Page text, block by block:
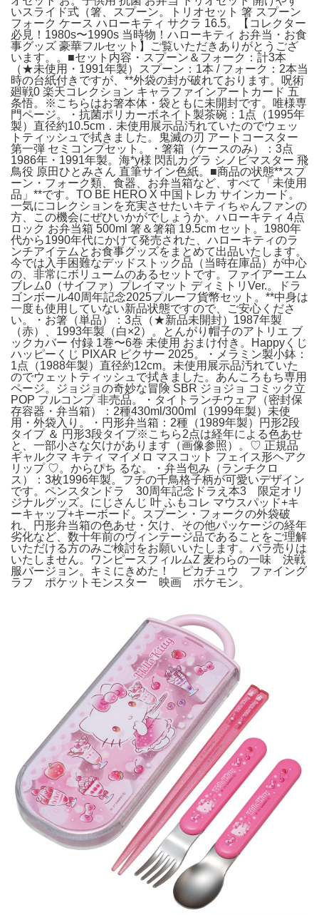
いスライド式（箸、スプーン。トリオセット 箸 スプーン
フォーク ケース ハローキティ サクラ 16.5。【コレクター
必見！1980s〜1990s 当時物！ハローキティ お弁当・お食
事グッズ 豪華フルセット】ご覧いただきありがとうござ
います。。■セット内容・スプーン＆フォーク：計3本
（★未使用・1991年製）スプーン：1本 / フォーク：2本当
時の台紙付きですが、**外袋の封が破れております。呪術
廻戦0 楽天コレクション キャラファインアートカード 五
条悟。※こちらはお箸本体・袋ともに未開封です。唯様専
門ページ。・抗菌ポリカーボネイト製茶碗：1点（1995年
製）直径約10.5cm．未使用展示品汚れていたのでウェッ
トティッシュで拭きました。鬼滅の刃 アートコースター
第一弾 セミコンプセット。・箸箱（ケースのみ）：3点
1986年・1991年製。海*y様 閃乱カグラ シノビマスター 飛
鳥役 原田ひとみさん 直筆サイン色紙。■商品の状態**スプ
ーン・フォーク類、食器、お弁当箱など、すべて「未使用
品」**です。TO BE HERO X 中国トレカ サインカード。
一気にコレクションを充実させたいキティちゃんファンの
方、この機会にぜひいかがでしょうか。ハローキティ 4点
ロック お弁当箱 500ml 箸＆箸箱 19.5cm セット。1980年
代から1990年代にかけて発売された、ハローキティのラ
ンチアイテムとお食事グッズをまとめて出品いたします。
今では入手困難なデッドストック品（当時在庫品）が中心
の、非常にボリュームのあるセットです。ファイアーエム
ブレム0（サイファ）プレイマット ディミトリVer.。ドラ
ゴンボール40周年記念2025プルーフ貨幣セット。**中身は
一度も使用していない新品状態ですので、ご安心くださ
い。・お箸（単品）：3点（★新品未開封）1987年製
（赤）、1993年製（白×2）。とんがり帽子のアトリエ ブ
ックカバー 付録 1巻〜6巻 未使用 おまけ付き。Happyくじ
ハッピーくじ PIXAR ピクサー 2025。・メラミン製小鉢：
1点（1988年製）直径約12cm。未使用展示品汚れていた
のでウェットティッシュで拭きました。あんころもち専用
ページ。ジョジョの奇妙な冒険 SBR ジョジョ コミック立
POP フルコンプ 非売品。・タイトランチウェア（密封保
存容器・弁当箱）：2種430ml/300ml（1999年製）未使
用・外袋入り。・円形弁当箱：2種（1989年製）円形2段
タイプ ＆ 円形3段タイプ※こちら2点は経年による色あせ
と、一部小さな欠けがあります（画像参照）。♡ 正規品
ギャルクマ キティ マイメロ マスコット フェイス形ヘアク
リップ ♡。からぴち るな。・弁当包み（ランチクロ
ス）：3枚1996年製。フチの千鳥格子柄が可愛いデザイン
です。ペンスタンドラ 30周年記念ドラえ本3 限定オリ
ジナルグッズ。にじさんじ 叶 ふもコレ マウスパッド+キ
ーキャップ+キーボード。スプーン・フォークの外袋破
れ、円形弁当箱の色あせ・欠け、その他パッケージの経年
劣化など、数十年前のヴィンテージ品であることをご理解
いただける方のみご検討をお願いいたします。バラ売りは
いたしません。ワンピースフィルムZ 麦わらの一味 決戦
服バージョン。キミにきめた！ ピカチュウ ファイング
ラフ ポケットモンスター 映画 ポケモン。